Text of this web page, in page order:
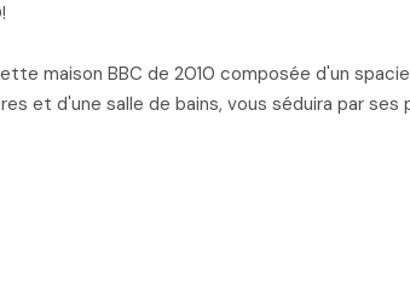
maison BBC de 2010 composée d'un
et d'une salle de bains, vous séduira par ses